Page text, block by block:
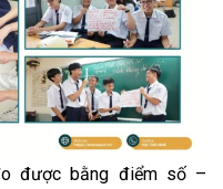
được bằng điểm số –